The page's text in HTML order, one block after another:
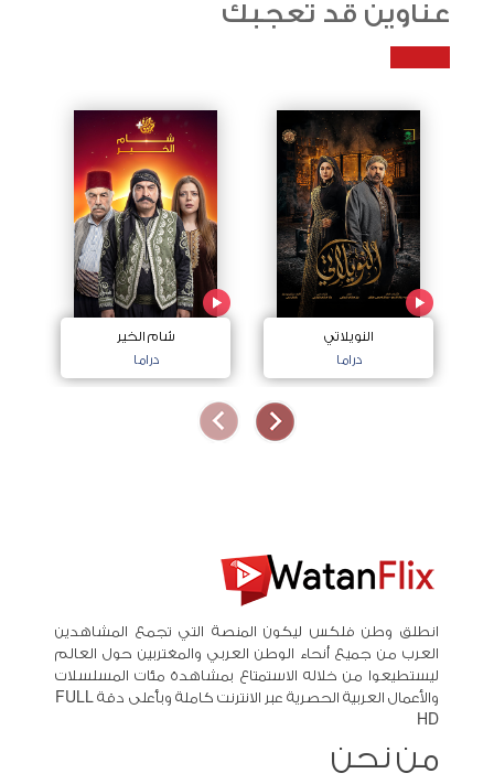
عناوين قد تعجبك
النويلاتي
دراما
شام الخير
دراما
انطلق وطن فلكس ليكون المنصة التي تجمع المشاهدين
العرب من جميع أنحاء الوطن العربي والمغتربين حول العالم
ليستطيعوا من خلاله الاستمتاع بمشاهدة مئات المسلسلات
والأعمال العربية الحصرية عبر الانترنت كاملة وبأعلى دقة FULL
HD
من نحن